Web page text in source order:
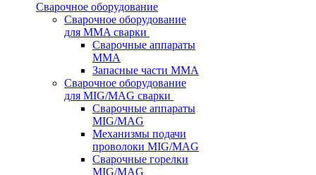
Сварочное оборудование
Сварочное оборудование
для MMA сварки
Сварочные аппараты
MMA
Запасные части MMA
Сварочное оборудование
для MIG/MAG сварки
Сварочные аппараты
MIG/MAG
Механизмы подачи
проволоки MIG/MAG
Сварочные горелки
MIG/MAG